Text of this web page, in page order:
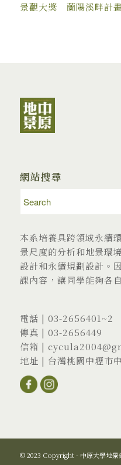
景觀大獎 蘭陽溪畔計
網站搜尋
本系培養具跨領域永續
景尺度的分析和地景環
設計和永續規劃設計。
課內容，讓同學能夠各
電話 | 03-2656401 ~2
傳真 | 03-2656449
信箱 |
地址 | 台灣桃園中壢市
© 2023 Copyright - 中原大學地景